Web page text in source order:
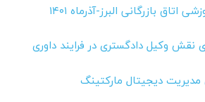
بازرگانی البرز-آذرماه ۱۴۰۱
نقش وکیل دادگستری در فرایند داوری
مدیریت دیجیتال مارکتینگ